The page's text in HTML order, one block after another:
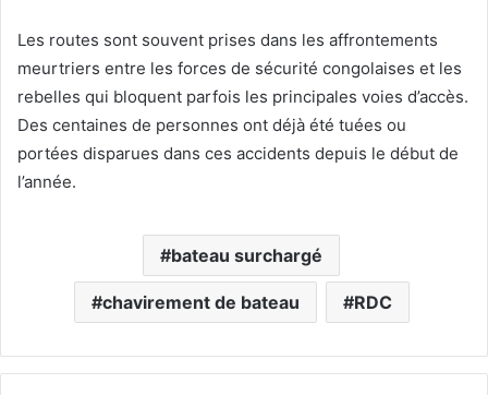
Les routes sont souvent prises dans les affrontements
meurtriers entre les forces de sécurité congolaises et les
rebelles qui bloquent parfois les principales voies d’accès.
Des centaines de personnes ont déjà été tuées ou
portées disparues dans ces accidents depuis le début de
l’année.
bateau surchargé
chavirement de bateau RDC